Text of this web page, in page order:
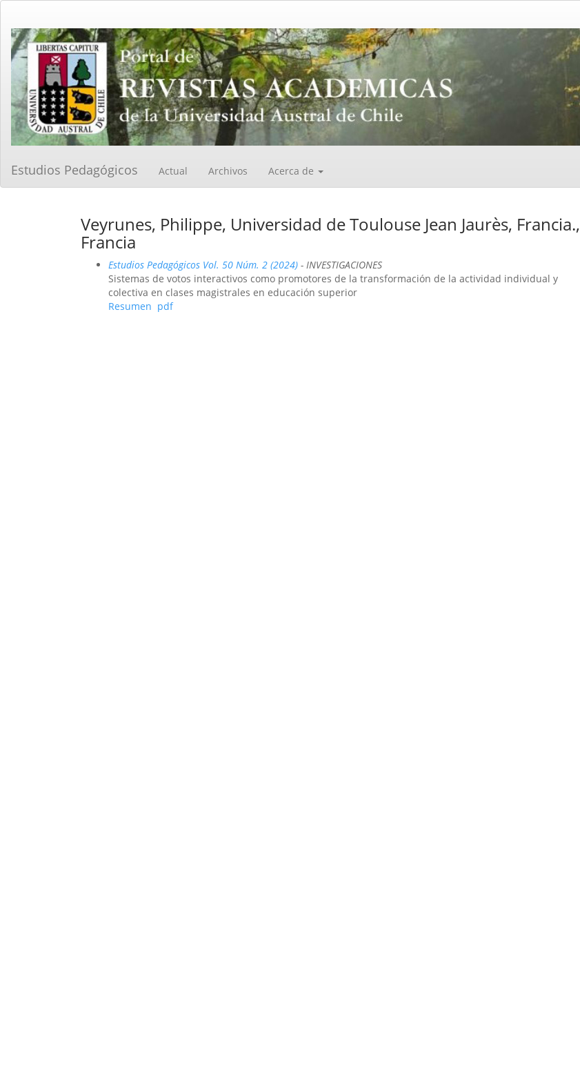
Contenido
principal
Barra
lateral
Estudios Pedagógicos Actual Archivos Acerca de
Veyrunes, Philippe, Universidad de Toulouse Jean Jaurès, Francia.,
Francia
Estudios Pedagógicos Vol. 50 Núm. 2 (2024) - INVESTIGACIONES
Sistemas de votos interactivos como promotores de la transformación de la actividad individual y
colectiva en clases magistrales en educación superior
Resumen pdf